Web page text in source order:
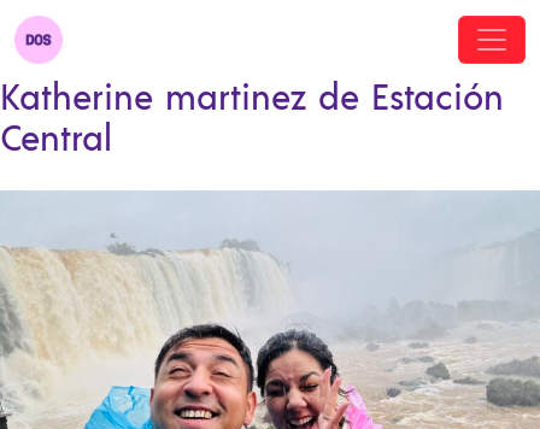
Katherine martinez de Estación
Central